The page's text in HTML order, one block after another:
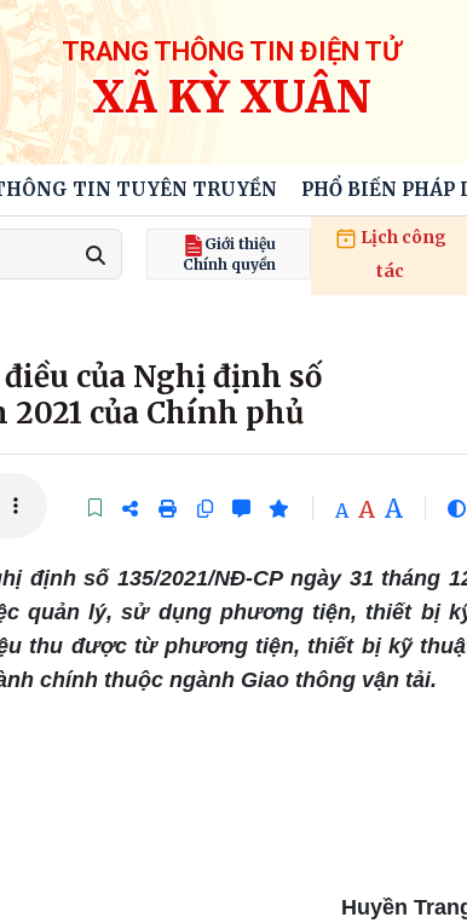
TRANG THÔNG TIN ĐIỆN TỬ
XÃ KỲ XUÂN
TIN TUYÊN TRUYỀN PHỔ BIẾN PHÁP
Giới thiệu
Chính quyền
Lịch công
tác
của Nghị định số
2021 của Chính phủ
A A A
định số 135/2021/NĐ-CP ngày 31 tháng
quản lý, sử dụng phương tiện, thiết bị
thu được từ phương tiện, thiết bị kỹ
chính thuộc ngành Giao thông vận tải.
Huyền